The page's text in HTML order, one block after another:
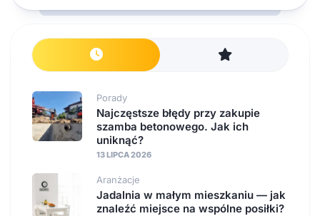
Porady
Najczęstsze błędy przy zakupie
szamba betonowego. Jak ich
uniknąć?
13 LIPCA 2026
Aranżacje
Jadalnia w małym mieszkaniu — jak
znaleźć miejsce na wspólne posiłki?